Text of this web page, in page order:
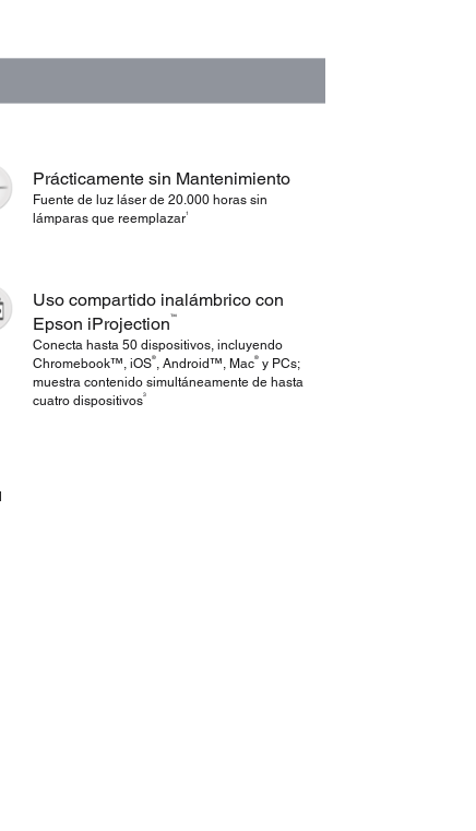
Prácticamente sin Mantenimiento
Fuente de luz láser de 20.000 horas sin
lámparas que reemplazar1
Uso compartido inalámbrico con
Epson iProjection™
Conecta hasta 50 dispositivos, incluyendo
Chromebook™, iOS®, Android™, Mac®y PCs;
muestra contenido simultáneamente de hasta
cuatro dispositivos3